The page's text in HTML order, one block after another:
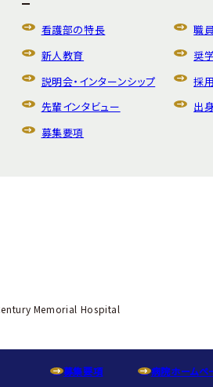
看護部の特長
職
新人教育
奨
説明会・ インターンシップ
採
先輩インタビュー
出
募集要項
Memorial Hospital
募集要項 病院ホームペ